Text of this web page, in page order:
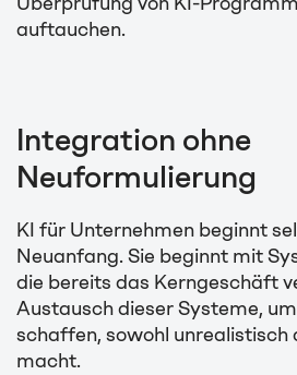
auftauchen.
Integration ohne
Neuformulierung
KI für Unternehmen beginnt
Neuanfang. Sie beginnt mit
die bereits das Kerngeschäft
Austausch dieser Systeme,
schaffen, sowohl unrealistisch
macht.